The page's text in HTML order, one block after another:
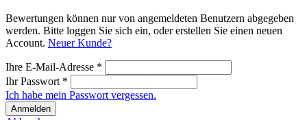
Bewertungen können nur von angemeldeten Benutzern abgegeben
werden. Bitte loggen Sie sich ein, oder erstellen Sie einen neuen
Account. Neuer Kunde?
Ihre E-Mail-Adresse *
Ihr Passwort *
Ich habe mein Passwort vergessen.
Anmelden